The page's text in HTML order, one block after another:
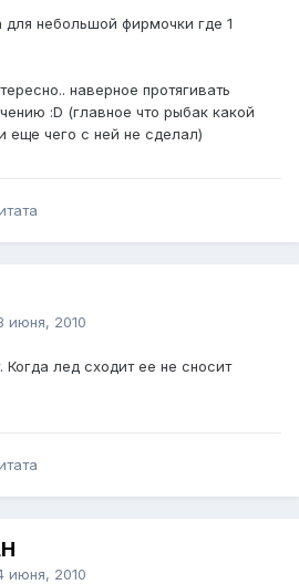
небольшой фирмочки где 1
наверное протягивать
:D (главное что рыбак какой
еще чего с ней не сделал)
июня, 2010
лед сходит ее не сносит
июня, 2010